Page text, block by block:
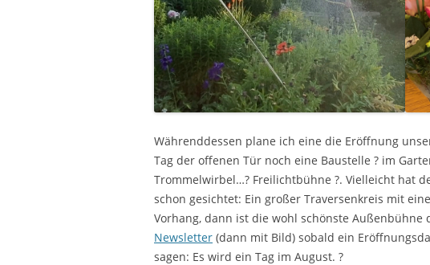
Währenddessen plane ich eine die Eröffnung
Tag der offenen Tür noch eine Baustelle ? im
Trommelwirbel…? Freilichtbühne ?. Vielleicht hat
schon gesichtet: Ein großer Traversenkreis mit
Vorhang, dann ist die wohl schönste Außenbühne
Newsletter (dann mit Bild) sobald ein
sagen: Es wird ein Tag im August. ?